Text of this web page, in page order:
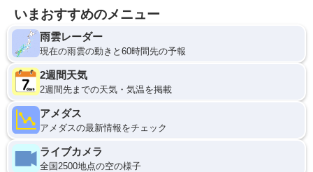
いまおすすめのメニュー
雨雲レーダー
現在の雨雲の動きと60時間先の予報
2週間天気
2週間先までの天気・気温を掲載
アメダス
アメダスの最新情報をチェック
ライブカメラ
全国2500地点の空の様子